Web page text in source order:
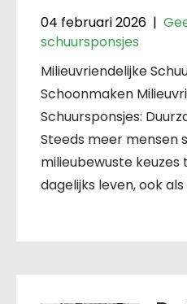
04 februari 2026 |
schuursponsjes
Milieuvriendelijke
Schoonmaken
Schuursponsjes:
Steeds meer mensen
milieubewuste keuzes
dagelijks leven, ook